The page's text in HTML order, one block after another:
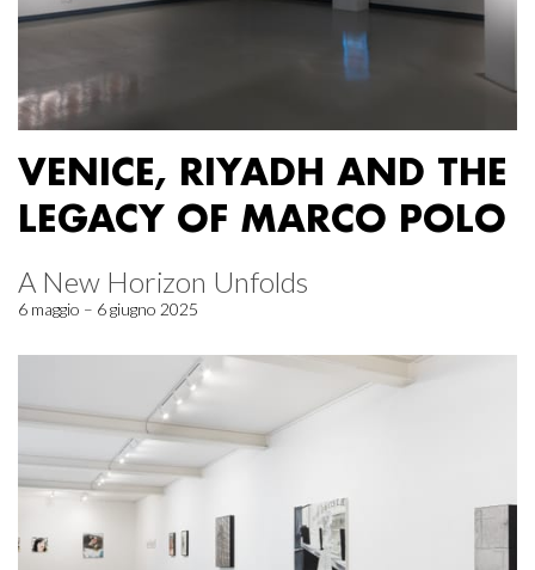
VENICE, RIYADH AND THE
LEGACY OF MARCO POLO
A New Horizon Unfolds
6 maggio – 6 giugno 2025